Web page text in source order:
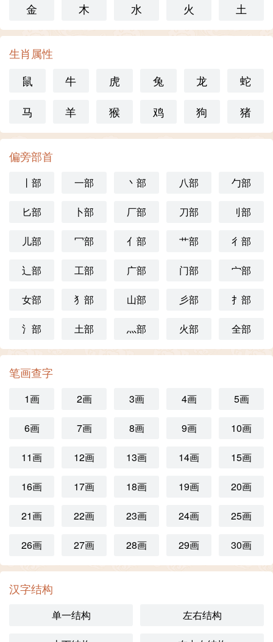
金
木 水 火 土
生肖属性
鼠
牛 虎 兔 龙
蛇
马
羊 猴 鸡 狗 猪
偏旁部首
丨部 一部 丶部 八部 勹部
匕部 卜部 厂部 刀部 刂部
儿部 冖部 亻部 艹部 彳部
辶部 工部 广部 门部 宀部
女部 犭部 山部 彡部 扌部
氵部 土部 灬部 火部 全部
笔画查字
1画 2画 3画 4画 5画
6画 7画 8画 9画 10画
11画 12画 13画 14画 15画
16画 17画 18画 19画 20画
21画 22画 23画 24画 25画
26画 27画 28画 29画 30画
汉字结构
单一结构 左右结构